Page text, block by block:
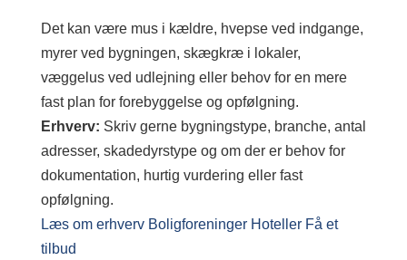
Det kan være mus i kældre, hvepse ved indgange,
myrer ved bygningen, skægkræ i lokaler,
væggelus ved udlejning eller behov for en mere
fast plan for forebyggelse og opfølgning.
Erhverv: Skriv gerne bygningstype, branche, antal
adresser, skadedyrstype og om der er behov for
dokumentation, hurtig vurdering eller fast
opfølgning.
Læs om erhverv Boligforeninger Hoteller Få et
tilbud